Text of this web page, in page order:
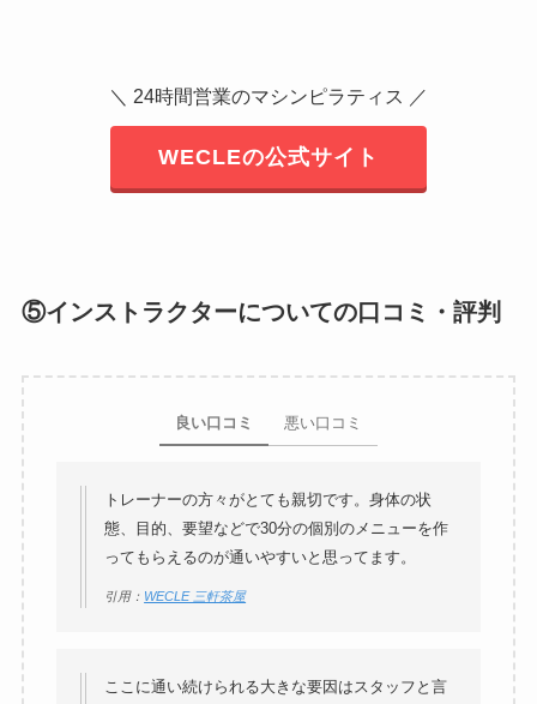
＼ 24時間営業のマシンピラティス ／
WECLEの公式サイト
⑤インストラクターについての口コミ・評判
良い口コミ 悪い口コミ
トレーナーの方々がとても親切です。身体の状
態、目的、要望などで30分の個別のメニューを作
ってもらえるのが通いやすいと思ってます。
引用： WECLE 三軒茶屋
ここに通い続けられる大きな要因はスタッフと言